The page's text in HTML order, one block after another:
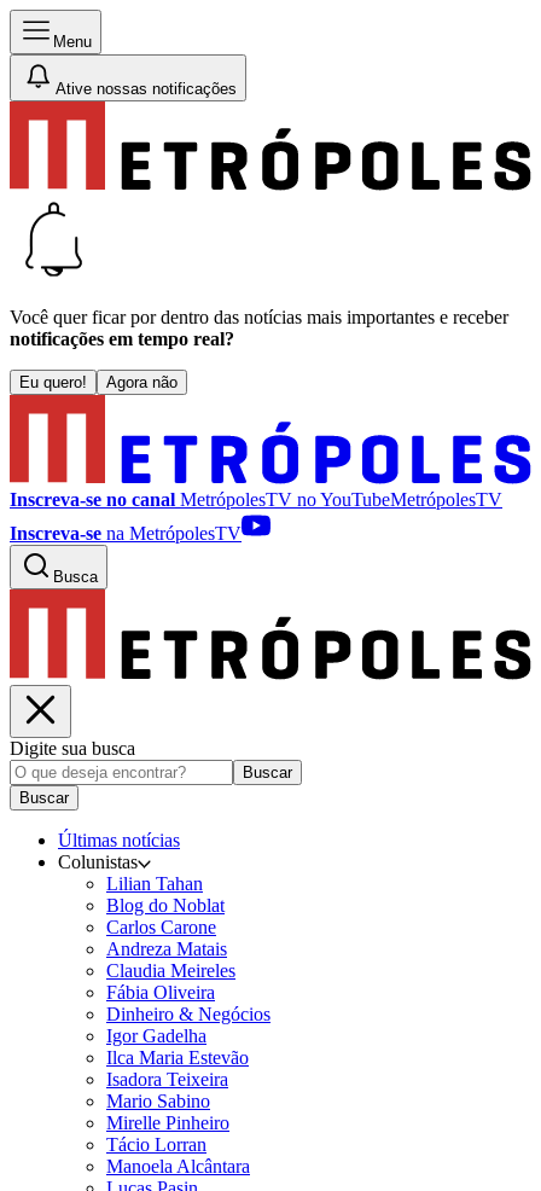
Menu
Ative nossas notificações
Você quer ficar por dentro das notícias mais importantes e receber
notificações em tempo real?
Eu quero! Agora não
Inscreva-se no canal MetrópolesTV noYouTubeMetrópolesTV
Inscreva-se na MetrópolesTV
Busca
Digite sua busca
Buscar
Buscar
Últimas notícias
Colunistas
Lilian Tahan
Blog do Noblat
Carlos Carone
Andreza Matais
Claudia Meireles
Fábia Oliveira
Dinheiro & Negócios
Igor Gadelha
Ilca Maria Estevão
Isadora Teixeira
Mario Sabino
Mirelle Pinheiro
Tácio Lorran
Manoela Alcântara